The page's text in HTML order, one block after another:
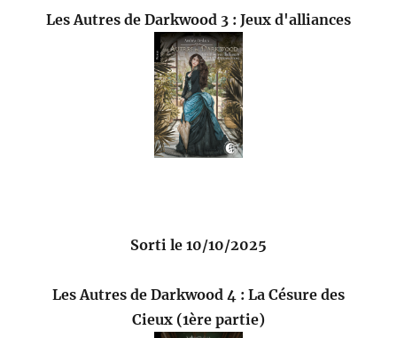
Les Autres de Darkwood 3 : Jeux d'alliances
Sorti le 10/10/2025
Les Autres de Darkwood 4 : La Césure des
Cieux (1ère partie)